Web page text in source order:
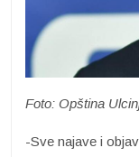
Foto: Opština
-Sve najave i